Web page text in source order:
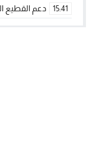
15:41 دعم القطيع